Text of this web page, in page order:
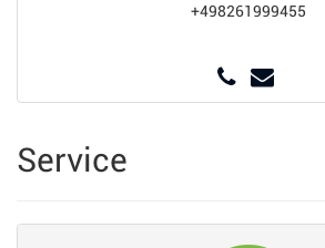
+498261999455
Service